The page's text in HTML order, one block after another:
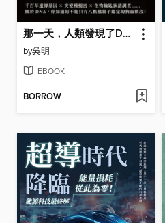
那一天，人類發現了DNA
by吳明
EBOOK
BORROW